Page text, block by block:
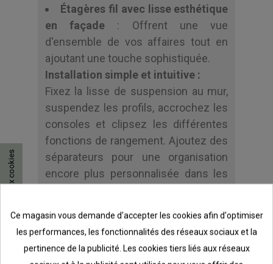
Étagères fil avec lisse esthétique
en façade: Offrent une vue
d'ensemble de vos affaires tout en
ajoutant une touche sophistiquée.
Installation simple et intuitive :
Fixez la lisse de suspension au mur,
suspendez les profils, accrochez les
consoles et clipsez les différentes
fonctions de rangement. Ajoutez des
séparateurs pour une organisation
encore plus personnalisée dans les
Points forts :
Lesétagères filpermettent une
ventilation optimale et une bonne
Ce magasin vous demande d'accepter les cookies afin d'optimiser
les performances, les fonctionnalités des réseaux sociaux et la
pertinence de la publicité. Les cookies tiers liés aux réseaux
Consentement aux cookies